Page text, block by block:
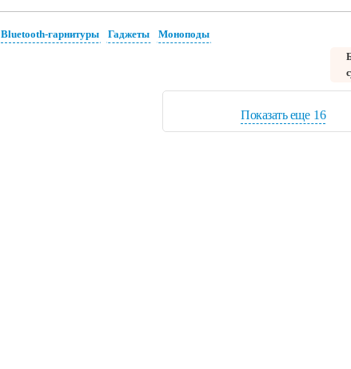
Bluetooth-гарнитуры Гаджеты
Моноподы
Показать еще 16